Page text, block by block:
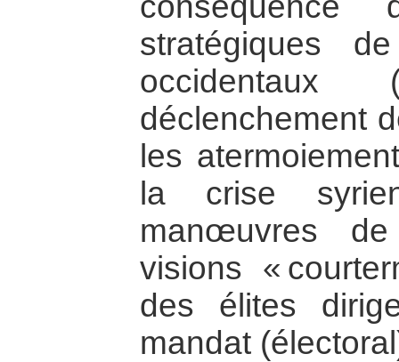
stratégiques
occidentaux
déclenchement
les
la crise
manœuvres
visions «
des élites
mandat